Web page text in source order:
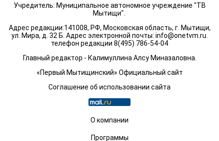
Учредитель: Муниципальное автономное учреждение "ТВ
Мытищи".
Адрес редакции:141008, РФ, Московская область, г. Мытищи,
ул. Мира, д. 32 Б. Адрес электронной почты: info@onetvm.ru
телефон редакции 8(495) 786-54-04
Главный редактор - Калимуллина Алсу Миназаловна.
«Первый Мытищинский» Официальный сайт
Соглашение об использовании сайта
О компании
Программы